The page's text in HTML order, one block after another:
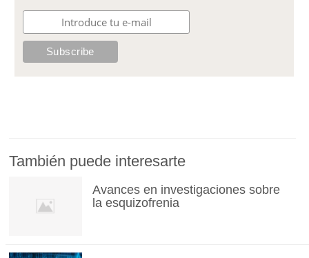
También puede interesarte
Avances en investigaciones sobre
la esquizofrenia